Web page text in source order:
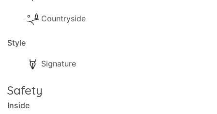
Countryside
Style
Signature
Safety
Inside